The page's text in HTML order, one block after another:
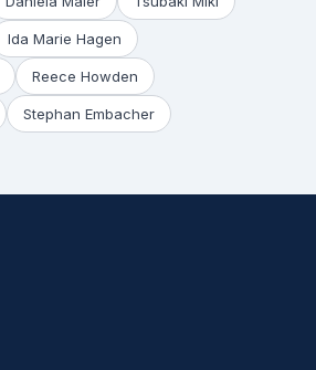
Ida Marie Hagen
Reece Howden
Stephan Embacher